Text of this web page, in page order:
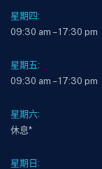
星期四:
09:30 am – 17:30 pm
星期五:
09:30 am – 17:30 pm
星期六:
休息*
星期日: